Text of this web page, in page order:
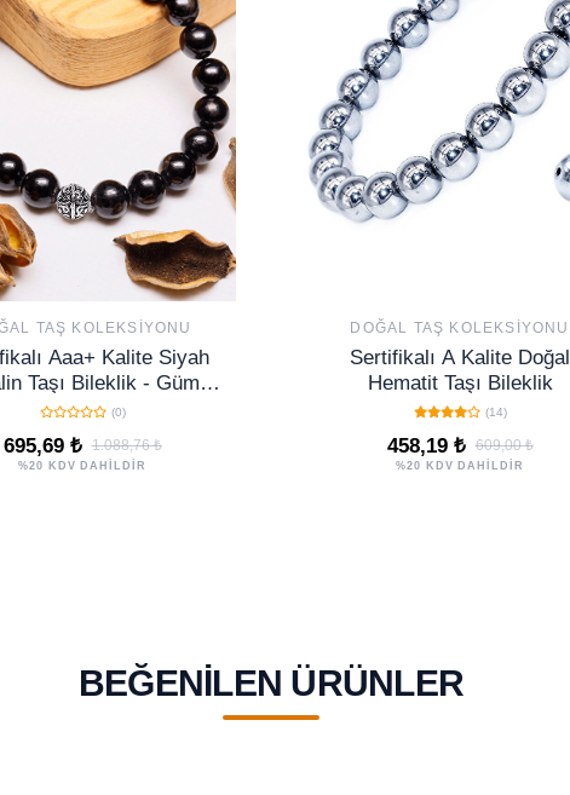
TAŞ KOLEKSIYONU
Aaa+ Kalite Siyah
Taşı Bileklik - Gümüş
Aparatlı(0)
695,69 ₺ 1.088,76 ₺
%20 KDV DAHİLDİR
DOĞAL TAŞ KOLEKSIYONU
Sertifikalı A Kalite Doğal
Hematit Taşı Bileklik
(14)
458,19 ₺ 609,00 ₺
%20 KDV DAHİLDİR
BEĞENILEN ÜRÜNLER